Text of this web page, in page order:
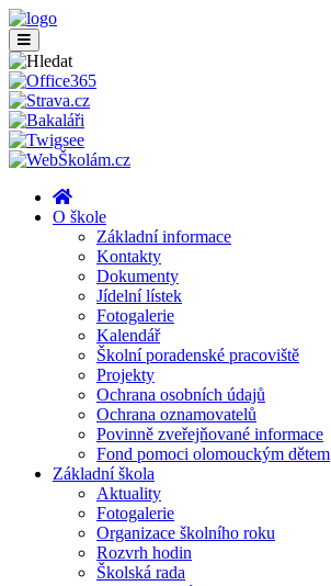
O škole
Základní informace
Kontakty
Dokumenty
Jídelní lístek
Fotogalerie
Kalendář
Školní poradenské pracoviště
Projekty
Ochrana osobních údajů
Ochrana oznamovatelů
Povinně zveřejňované informace
Fond pomoci olomouckým dětem
Základní škola
Aktuality
Fotogalerie
Organizace školního roku
Rozvrh hodin
Školská rada